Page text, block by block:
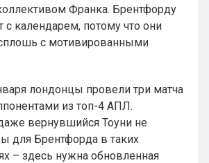
Франка. Брентфорду
с календарем, потому что они
с мотивированными
лондонцы провели три матча
из топ-4 АПЛ.
вернувшийся Тоуни не
для Брентфорда в таких
– здесь нужна обновленная